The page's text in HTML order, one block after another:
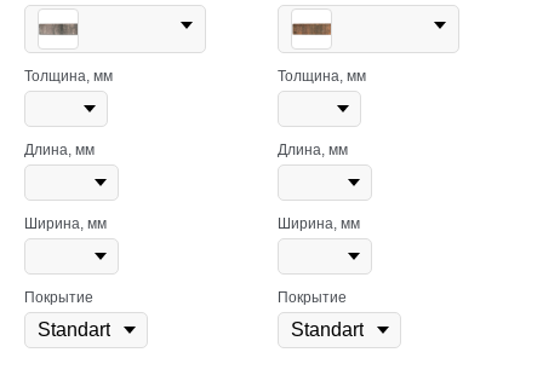
Толщина, мм
Длина, мм
Ширина, мм
Покрытие
Толщина, мм
Длина, мм
Ширина, мм
Покрытие